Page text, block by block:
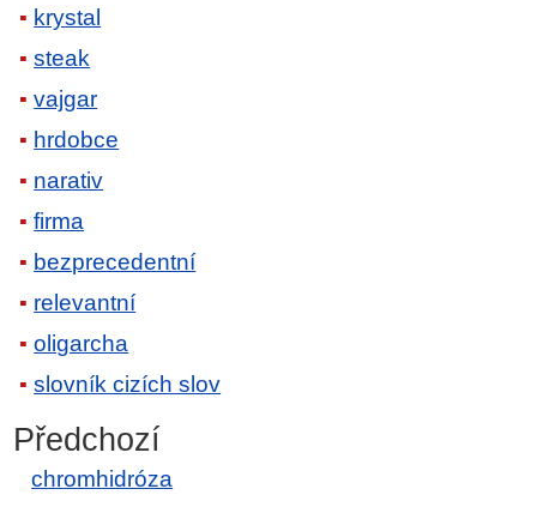
krystal
steak
vajgar
hrdobce
narativ
firma
bezprecedentní
relevantní
oligarcha
slovník cizích slov
Předchozí
chromhidróza